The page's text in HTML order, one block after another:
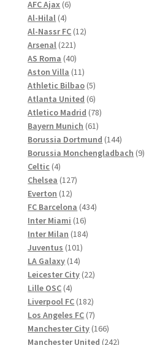
AFC Ajax 66
Al-Hilal 44
Produkte
Al-Nassr FC 1212
Arsenal 221221
Produkte
AS Roma 4040
Produkte
Aston Villa 1111
Produkte
Athletic Bilbao 55
Produkte
Atlanta United 66
Produkte
Atletico Madrid 7878
Bayern Munich 6161
Produkte
Borussia Dortmund 144144
Produkte
Borussia Monchengladbach 99
Celtic 44
Produkte
Chelsea 127127
Everton 1212
Produkte
FC Barcelona 434434
Inter Miami 1616
Produkte
Inter Milan 184184
Juventus 101101
LA Galaxy 1414
Produkte
Leicester City 2222
Lille OSC 44
Produkte
Liverpool FC 182182
Produkte
Los Angeles FC 77
Produkte
Manchester City 166166
Produkte
Manchester United 242242